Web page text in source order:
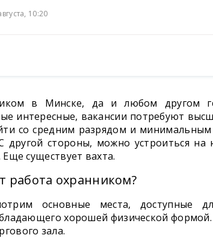
10:20
в Минске, да и любом другом
интересные, вакансии потребуют
со средним разрядом и
другой стороны, можно устроиться
существует вахта.
работа охранником?
основные места, доступные
хорошей физической формой.
зала.